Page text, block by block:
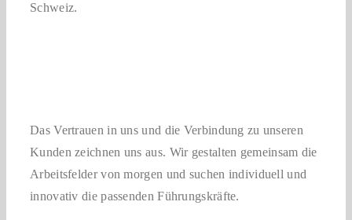
Schweiz.
Das Vertrauen in uns und die Verbindung zu unseren
Kunden zeichnen uns aus. Wir gestalten gemeinsam die
Arbeitsfelder von morgen und suchen individuell und
innovativ die passenden Führungskräfte.